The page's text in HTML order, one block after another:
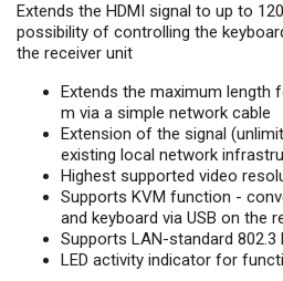
Extends the HDMI signal to up to
possibility of controlling the
the receiver unit
Extends the maximum length
m via a simple network cable
Extension of the signal
existing local network
Highest supported video
Supports KVM function -
and keyboard via USB on the
Supports LAN-standard
LED activity indicator for